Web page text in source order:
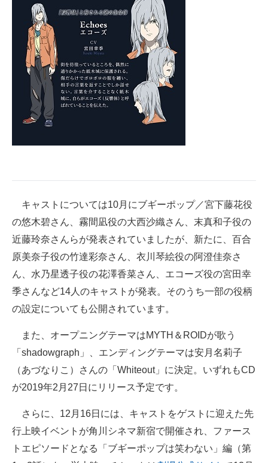
キャストについては10月にブギーポップ／宮下藤花役
の悠木碧さん、霧間凪役の大西沙織さん、末真和子役の
近藤玲奈さんらが発表されていましたが、新たに、百合
原美奈子役の竹達彩奈さん、衣川琴絵役の阿澄佳奈さ
ん、水乃星透子役の花澤香菜さん、エコーズ役の宮田幸
季さんなど14人のキャストが発表。そのうち一部の役柄
の設定についても公開されています。
また、オープニングテーマはMYTH＆ROIDが歌う
「shadowgraph」、エンディングテーマは安月名莉子
（あづなりこ）さんの「Whiteout」に決定。いずれもCD
が2019年2月27日にリリース予定です。
さらに、12月16日には、キャストをゲストに迎えた先
行上映イベントが角川シネマ新宿で開催され、ファース
トエピソードとなる「ブギーポップは笑わない」編（第